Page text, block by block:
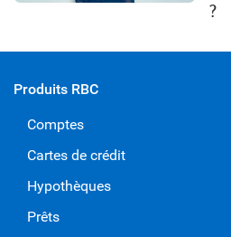
?
Produits RBC
Comptes
Cartes de crédit
Hypothèques
Prêts